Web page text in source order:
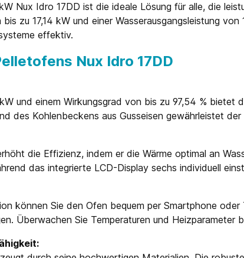
Nux Idro 17DD ist die ideale Lösung für alle, die
zu 17,14 kW und einer Wasserausgangsleistung
effektiv.
Nux Idro 17DD
und einem Wirkungsgrad von bis zu 97,54 % bietet
des Kohlenbeckens aus Gusseisen gewährleistet
die Effizienz, indem er die Wärme optimal an
das integrierte LCD-Display sechs individuell
können Sie den Ofen bequem per Smartphone
Überwachen Sie Temperaturen und Heizparameter